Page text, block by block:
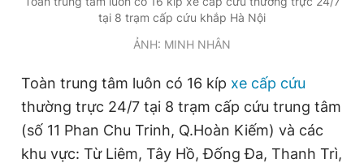
tại 8 trạm cấp cứu khắp Hà Nội
ẢNH: MINH NHÂN
Toàn trung tâm luôn có 16 kíp xe cấp cứu
thường trực 24/7 tại 8 trạm cấp cứu trung tâm
(số 11 Phan Chu Trinh, Q.Hoàn Kiếm) và các
khu vực: Từ Liêm, Tây Hồ, Đống Đa, Thanh Trì,